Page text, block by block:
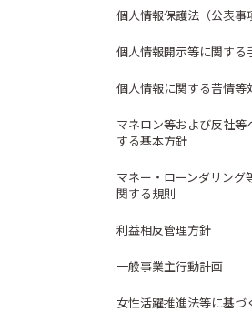
個人情報保護法（公表事
個人情報開示等に関する
個人情報に関する苦情等
マネロン等および反社等
する基本方針
マネー・ローンダリング
関する規則
利益相反管理方針
一般事業主行動計画
女性活躍推進法等に基づ